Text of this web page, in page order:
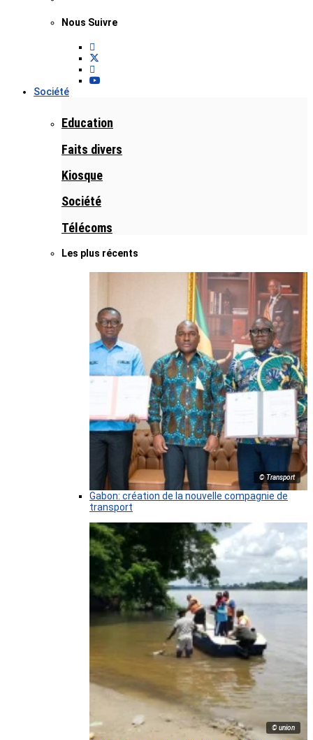
Nous Suivre
Société
Education
Faits divers
Kiosque
Société
Télécoms
Les plus récents
© Transport
Gabon: création de la nouvelle compagnie de
transport
© union